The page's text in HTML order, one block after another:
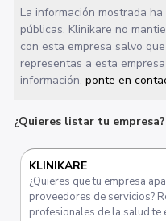
La información mostrada
públicas. Klinikare no
con esta empresa salvo
representas a esta
información,ponte en
¿Quieres listar tu empresa?
KLINIKARE
¿Quieres que tu empresa
proveedores de servicios?
profesionales de la salud te